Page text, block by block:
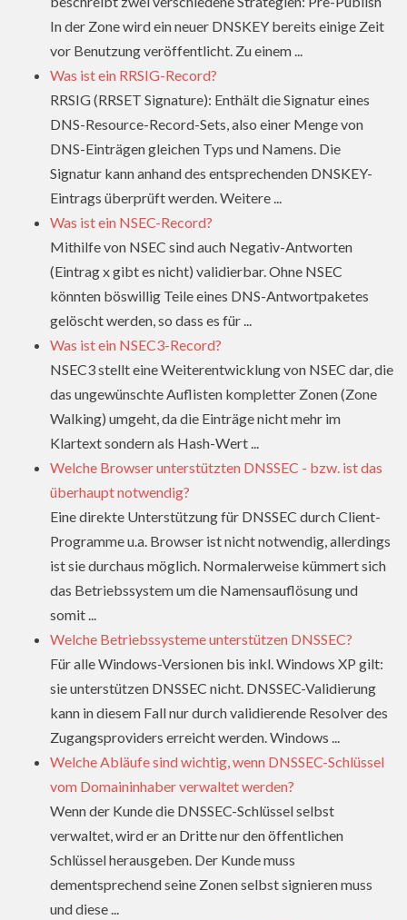
In der Zone wird ein neuer DNSKEY bereits einige Zeit
vor Benutzung veröffentlicht. Zu einem ...
Was ist ein RRSIG-Record?
RRSIG (RRSET Signature): Enthält die Signatur eines
DNS-Resource-Record-Sets, also einer Menge von
DNS-Einträgen gleichen Typs und Namens. Die
Signatur kann anhand des entsprechenden DNSKEY-
Eintrags überprüft werden. Weitere ...
Was ist ein NSEC-Record?
Mithilfe von NSEC sind auch Negativ-Antworten
(Eintrag x gibt es nicht) validierbar. Ohne NSEC
könnten böswillig Teile eines DNS-Antwortpaketes
gelöscht werden, so dass es für ...
Was ist ein NSEC3-Record?
NSEC3 stellt eine Weiterentwicklung von NSEC dar, die
das ungewünschte Auflisten kompletter Zonen (Zone
Walking) umgeht, da die Einträge nicht mehr im
Klartext sondern als Hash-Wert ...
Welche Browser unterstützten DNSSEC - bzw. ist das
überhaupt notwendig?
Eine direkte Unterstützung für DNSSEC durch Client-
Programme u.a. Browser ist nicht notwendig, allerdings
ist sie durchaus möglich. Normalerweise kümmert sich
das Betriebssystem um die Namensauflösung und
somit ...
Welche Betriebssysteme unterstützen DNSSEC?
Für alle Windows-Versionen bis inkl. Windows XP gilt:
sie unterstützen DNSSEC nicht. DNSSEC-Validierung
kann in diesem Fall nur durch validierende Resolver des
Zugangsproviders erreicht werden. Windows ...
Welche Abläufe sind wichtig, wenn DNSSEC-Schlüssel
vom Domaininhaber verwaltet werden?
Wenn der Kunde die DNSSEC-Schlüssel selbst
verwaltet, wird er an Dritte nur den öffentlichen
Schlüssel herausgeben. Der Kunde muss
dementsprechend seine Zonen selbst signieren muss
und diese ...